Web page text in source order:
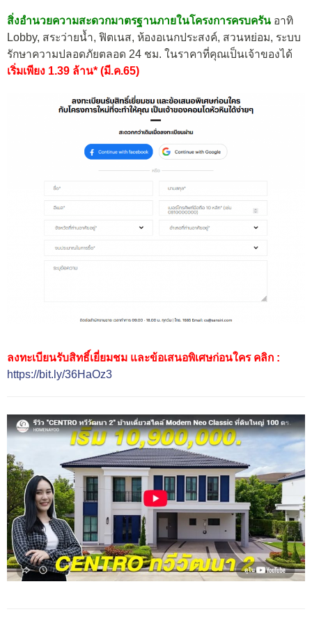
สิ่งอำนวยความสะดวกมาตรฐานภายในโครงการครบครัน อาทิ
Lobby, สระว่ายน้ำ, ฟิตเนส, ห้องอเนกประสงค์, สวนหย่อม, ระบบ
รักษาความปลอดภัยตลอด 24 ชม. ในราคาที่คุณเป็นเจ้าของได้
เริ่มเพียง 1.39 ล้าน* (มี.ค.65)
ลงทะเบียนรับสิทธิ์เยี่ยมชม และข้อเสนอพิเศษก่อนใคร คลิก :
https://bit.ly/36HaOz3